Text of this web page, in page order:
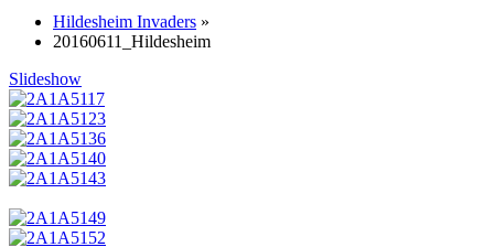
Hildesheim Invaders »
20160611_Hildesheim
Slideshow